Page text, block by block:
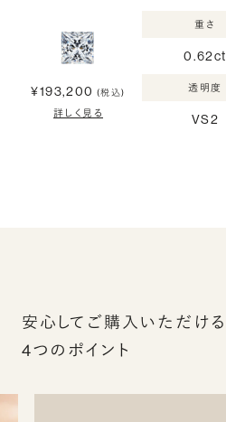
¥193,200 (税込)
詳しく見る
重さ
0.62ct
透明度
VS2
安心してご購入いただける
4つのポイント